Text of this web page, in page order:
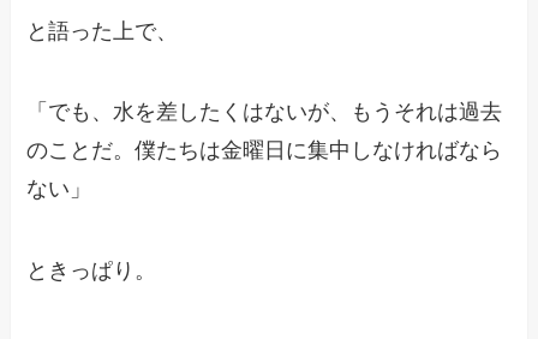
と語った上で、
「でも、水を差したくはないが、もうそれは過去
のことだ。僕たちは金曜日に集中しなければなら
ない」
ときっぱり。